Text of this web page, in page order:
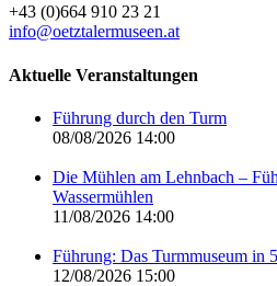
+43 (0)664 910 23 21
info@oetztalermuseen.at
Aktuelle Veranstaltungen
Führung durch den Turm
08/08/2026 14:00
Die Mühlen am Lehnbach –
Wassermühlen
11/08/2026 14:00
Führung: Das Turmmuseum in
12/08/2026 15:00